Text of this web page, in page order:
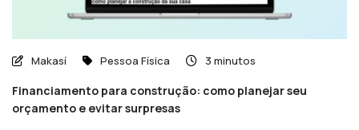
Makasí Pessoa Física 3 minutos
Financiamento para construção: como planejar seu
orçamento e evitar surpresas